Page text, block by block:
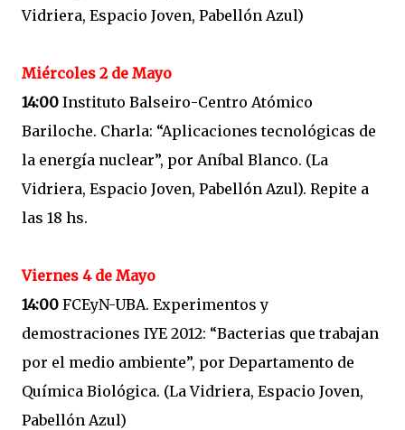
Vidriera, Espacio Joven, Pabellón Azul)
Miércoles 2 de Mayo
14:00 Instituto Balseiro-Centro Atómico
Bariloche. Charla: “Aplicaciones tecnológicas de
la energía nuclear”, por Aníbal Blanco. (La
Vidriera, Espacio Joven, Pabellón Azul). Repite a
las 18 hs.
Viernes 4 de Mayo
14:00 FCEyN-UBA. Experimentos y
demostraciones IYE 2012: “Bacterias que trabajan
por el medio ambiente”, por Departamento de
Química Biológica. (La Vidriera, Espacio Joven,
Pabellón Azul)